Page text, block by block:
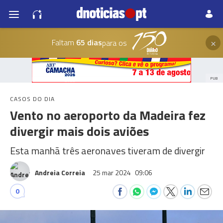
Faltam 65 diaspara os ×
PUB
CASOS DO DIA
Vento no aeroporto da Madeira fez
divergir mais dois aviões
Esta manhã três aeronaves tiveram de divergir
Andreia Correia 25 mar 2024 09:06
0